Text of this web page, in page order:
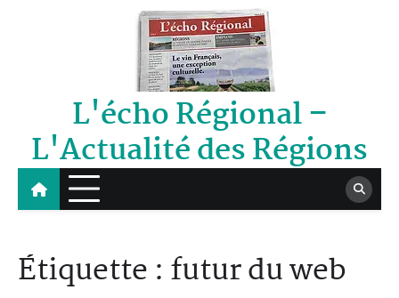
L'écho Régional –
L'Actualité des Régions
Étiquette : futur du web